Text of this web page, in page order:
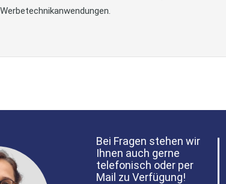
Bei Fragen stehen wir
Ihnen auch gerne
telefonisch oder per
Mail zu Verfügung!